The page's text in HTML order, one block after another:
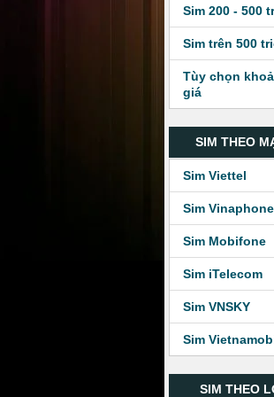
Sim 200 - 500
Sim trên 500
Tùy chọn
giá
SIM THEO
Sim Viettel
Sim Vinaphone
Sim Mobifone
Sim iTelecom
Sim VNSKY
Sim
SIM THEO